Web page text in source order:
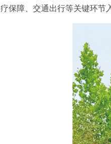
疗保障、交通出行等关键环节